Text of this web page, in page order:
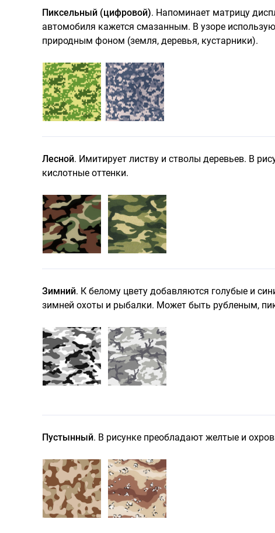
Пиксельный (цифровой). Напоминает матрицу
автомобиля кажется смазанным. В узоре
природным фоном (земля, деревья, кустарники).
Лесной. Имитирует листву и стволы деревьев. В
кислотные оттенки.
Зимний. К белому цвету добавляются голубые и
зимней охоты и рыбалки. Может быть рубленым,
Пустынный. В рисунке преобладают желтые и